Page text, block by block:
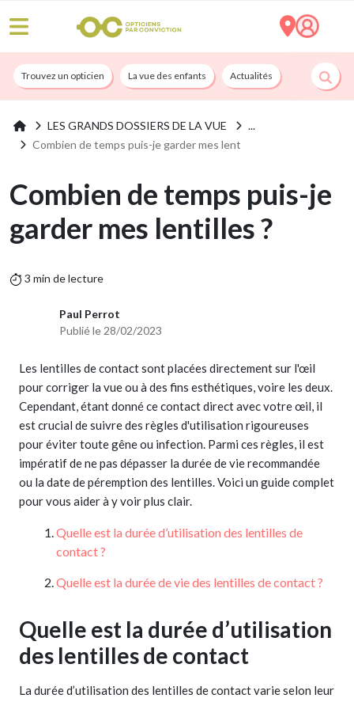
Trouvez un opticien La vue des enfants Actualités Nos services
LES GRANDS DOSSIERS DE LA VUE
Combien de temps puis-je garder mes lent
Combien de temps puis-je
garder mes lentilles ?
3 min de lecture
Paul Perrot
Publié le 28/02/2023
Les lentilles de contact sont placées directement sur l'œil
pour corriger la vue ou à des fins esthétiques, voire les deux.
Cependant, étant donné ce contact direct avec votre œil, il
est crucial de suivre des règles d'utilisation rigoureuses
pour éviter toute gêne ou infection. Parmi ces règles, il est
impératif de ne pas dépasser la durée de vie recommandée
ou la date de péremption des lentilles. Voici un guide complet
pour vous aider à y voir plus clair.
Quelle est la durée d’utilisation des lentilles de
contact ?
Quelle est la durée de vie des lentilles de contact ?
Quelle est la durée d’utilisation
des lentilles de contact
La durée d’utilisation des lentilles de contact varie selon leur